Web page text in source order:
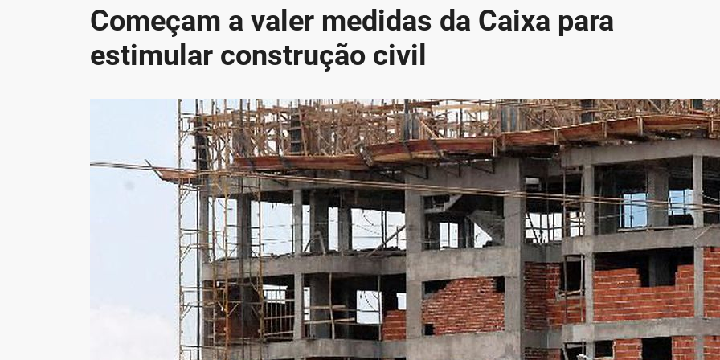
Começam a valer medidas da Caixa para
estimular construção civil